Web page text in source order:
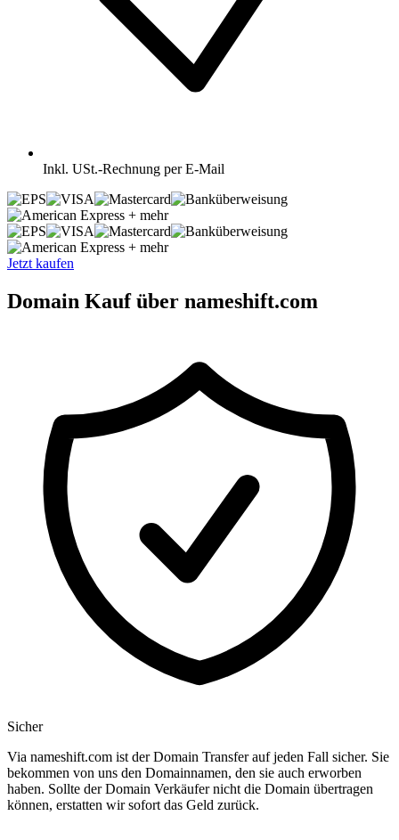
Inkl. USt.-Rechnung per E-Mail
+ mehr
+ mehr
Jetzt kaufen
Domain Kauf über nameshift.com
Sicher
Via nameshift.com ist der Domain Transfer auf jeden Fall sicher. Sie
bekommen von uns den Domainnamen, den sie auch erworben
haben. Sollte der Domain Verkäufer nicht die Domain übertragen
können, erstatten wir sofort das Geld zurück.